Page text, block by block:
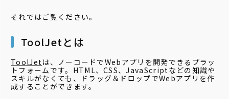
それではご覧ください。
ToolJetとは
ToolJetは、ノーコードでWebアプリを開発できるプラッ
トフォームです。HTML、CSS、JavaScriptなどの知識や
スキルがなくても、ドラッグ＆ドロップでWebアプリを作
成することができます。